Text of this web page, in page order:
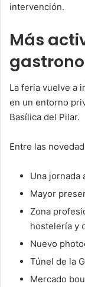
intervención.
Más
La feria vuelve a
en un entorno
Basílica del Pilar.
Entre las
Una jornada
Mayor
Zona
hostelería y
Nuevo
Túnel de la
Mercado